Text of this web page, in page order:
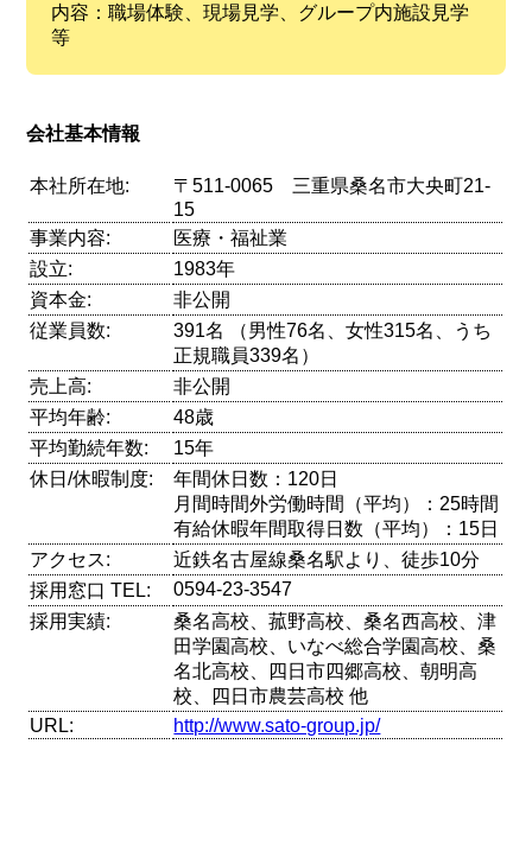
内容：職場体験、現場見学、グループ内施設見学
等
会社基本情報
本社所在地:
〒511-0065 三重県桑名市大央町21-
15
事業内容:
医療・福祉業
設立:
1983年
資本金:
非公開
従業員数:
391名 （男性76名、女性315名、うち
正規職員339名）
売上高:
非公開
平均年齢:
48歳
平均勤続年数:
15年
休日/休暇制度:
年間休日数：120日
月間時間外労働時間（平均）：25時間
有給休暇年間取得日数（平均）：15日
アクセス:
近鉄名古屋線桑名駅より、徒歩10分
採用窓口 TEL:
0594-23-3547
採用実績:
桑名高校、菰野高校、桑名西高校、津
田学園高校、いなべ総合学園高校、桑
名北高校、四日市四郷高校、朝明高
校、四日市農芸高校 他
URL:
http://www.sato-group.jp/